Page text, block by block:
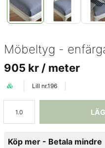
Möbeltyg -
905 kr / meter
Lill nr.196
Köp mer - Betala mindre